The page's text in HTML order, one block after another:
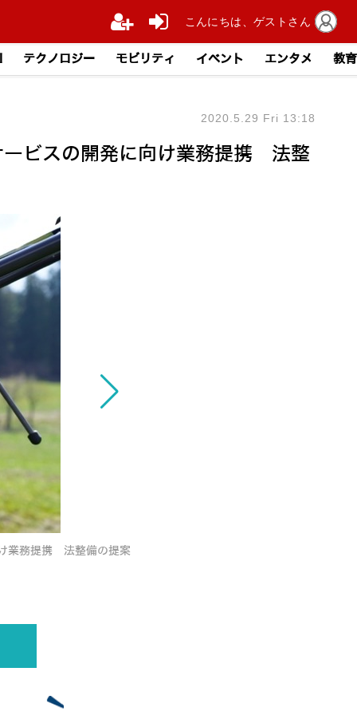
テクノロジー モビリティ イベント エンタメ 教育
ービスの開発に向け業務提携 法整
2020.5.29 Fri 13:18
業務提携 法整備の提案
こんにちは、ゲストさん